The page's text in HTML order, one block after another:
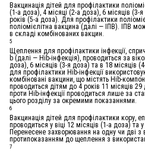
Вакцинація дітей для профілактики
(1-а доза), 4 місяці (2-а доза), 6 місяців (3-
років (5-а доза). Для профілактики
поліомієлітна вакцина (далі — ІПВ). ІПВ
в складі комбінованих вакцин.
5
Щеплення для профілактики інфекції,
b (далі — Hib-інфекція), проводиться за
доза), 6 місяців (3-я доза) та в 18 місяців
для профілактики Hib-інфекції
комбіновані вакцини, що містять Hib-
проводиться дітям до 4 років 11 місяців
проти Hib-інфекції проводиться лише за
цього розділу за окремими показаннями.
6
Вакцинація дітей для профілактики кору,
проводиться у віці 12 місяців (1-а доза) та
Перенесене захворювання на одну чи дві з
протипоказанням до щеплення з
7